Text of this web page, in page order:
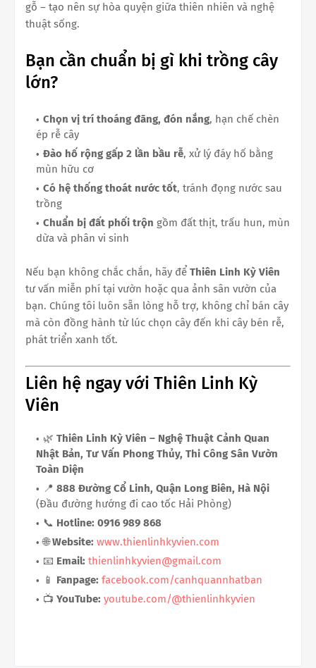
gỗ – tạo nên sự hòa quyện giữa thiên nhiên và nghệ
thuật sống.
Bạn cần chuẩn bị gì khi trồng cây
lớn?
Chọn vị trí thoáng đãng, đón nắng, hạn chế chèn
ép rễ cây
Đào hố rộng gấp 2 lần bầu rễ, xử lý đáy hố bằng
mùn hữu cơ
Có hệ thống thoát nước tốt, tránh đọng nước sau
trồng
Chuẩn bị đất phối trộn gồm đất thịt, trấu hun, mùn
dừa và phân vi sinh
Nếu bạn không chắc chắn, hãy để Thiên Linh Kỳ Viên
tư vấn miễn phí tại vườn hoặc qua ảnh sân vườn của
bạn. Chúng tôi luôn sẵn lòng hỗ trợ, không chỉ bán cây
mà còn đồng hành từ lúc chọn cây đến khi cây bén rễ,
phát triển xanh tốt.
Liên hệ ngay với Thiên Linh Kỳ
Viên
🌿 Thiên Linh Kỳ Viên – Nghệ Thuật Cảnh Quan
Nhật Bản, Tư Vấn Phong Thủy, Thi Công Sân Vườn
Toàn Diện
📍 888 Đường Cổ Linh, Quận Long Biên, Hà Nội
(Đầu đường hướng đi cao tốc Hải Phòng)
📞 Hotline: 0916 989 868
🌐Website: www.thienlinhkyvien.com
📧 Email: thienlinhkyvien@gmail.com
📱 Fanpage: facebook.com/canhquannhatban
📺 YouTube: youtube.com/@thienlinhkyvien